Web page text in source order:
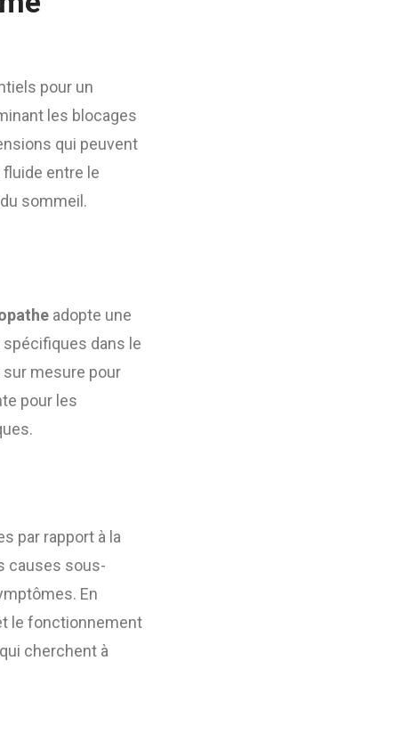
pour un
les blocages
qui peuvent
entre le
sommeil.
adopte une
dans le
mesure pour
pour les
par rapport à la
causes sous-
En
le fonctionnement
cherchent à